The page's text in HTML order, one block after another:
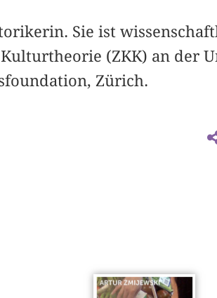
Sie ist
(ZKK) an der
Zürich.